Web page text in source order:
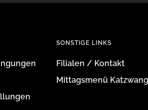
SONSTIGE LINKS
Filialen / Kontakt
Mittagsmenü Katzwang